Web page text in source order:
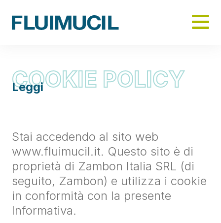
Cookie Policy
COOKIE POLICY
Leggi
Stai accedendo al sito web
www.fluimucil.it. Questo sito è di
proprietà di Zambon Italia SRL (di
seguito, Zambon) e utilizza i cookie
in conformità con la presente
Informativa.